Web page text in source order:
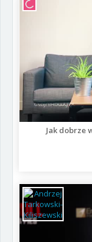
Jak dobrze